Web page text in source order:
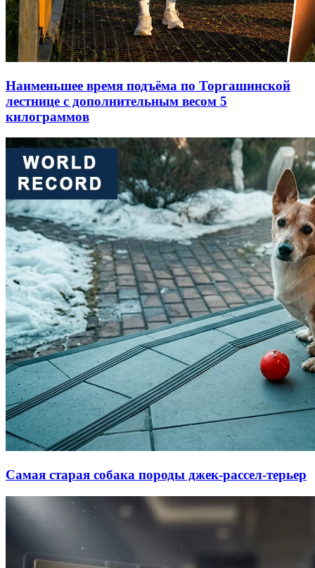
Наименьшее время подъёма по Торгашинской
лестнице с дополнительным весом 5
килограммов
Самая старая собака породы джек-рассел-терьер